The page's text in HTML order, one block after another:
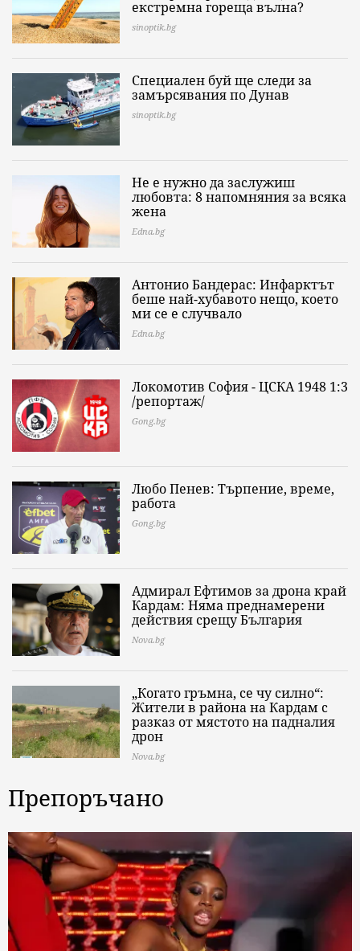
екстремна гореща вълна?
sinoptik.bg
Специален буй ще следи за
замърсявания по Дунав
sinoptik.bg
Не е нужно да заслужиш
любовта: 8 напомняния за всяка
жена
Edna.bg
Антонио Бандерас: Инфарктът
беше най-хубавото нещо, което
ми се е случвало
Edna.bg
Локомотив София - ЦСКА 1948 1:3
/репортаж/
Gong.bg
Любо Пенев: Търпение, време,
работа
Gong.bg
Адмирал Ефтимов за дрона край
Кардам: Няма преднамерени
действия срещу България
Nova.bg
„Когато гръмна, се чу силно“:
Жители в района на Кардам с
разказ от мястото на падналия
дрон
Nova.bg
Препоръчано